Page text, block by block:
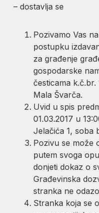
– dostavlja se
Pozivamo Vas
postupku
za građenje
gospodarske
česticama k.č.br.
Mala Švarča.
Uvid u spis
01.03.2017 u
Jelačića 1, soba
Pozivu se može
putem svoga
donjeti dokaz o
Građevinska
stranka ne
Stranka koja se